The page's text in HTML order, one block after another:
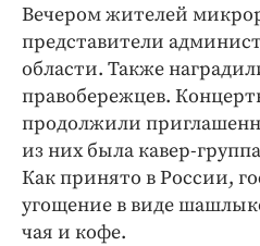
Вечером жителей
представители
области. Также
правобережцев.
продолжили
из них была кавер-
Как принято в России,
угощение в виде
чая и кофе.